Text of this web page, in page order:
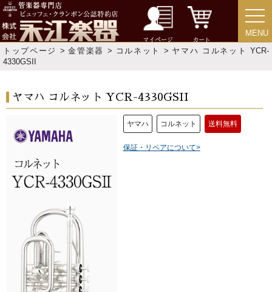
マイページ カート
MENU
MENU
トップページ >金管楽器 > コルネット
> ヤマハ コルネット YCR-
4330GSII
ヤマハ コルネット YCR-4330GSII
ヤマハ コルネット 送料無料
保証・リペアについて>